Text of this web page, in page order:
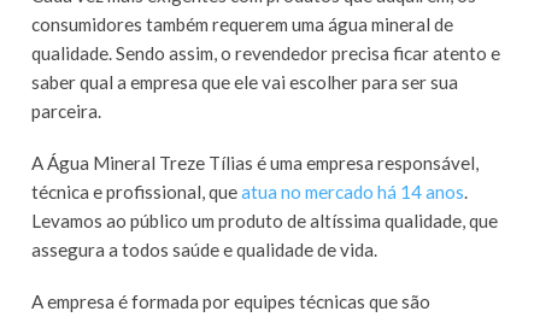
consumidores também requerem uma água mineral de
qualidade. Sendo assim, o revendedor precisa ficar atento e
saber qual a empresa que ele vai escolher para ser sua
parceira.
A Água Mineral Treze Tílias é uma empresa responsável,
técnica e profissional, queatua no mercado há 14 anos.
Levamos ao público um produto de altíssima qualidade, que
assegura a todos saúde e qualidade de vida.
A empresa é formada por equipes técnicas que são